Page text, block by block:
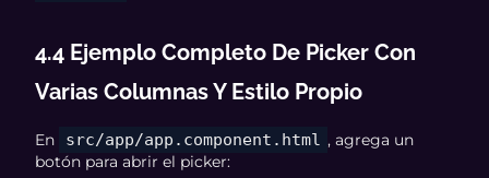
4.4 Ejemplo Completo De Picker Con
Varias Columnas Y Estilo Propio
En src/app/app.component.html , agrega un
botón para abrir el picker: